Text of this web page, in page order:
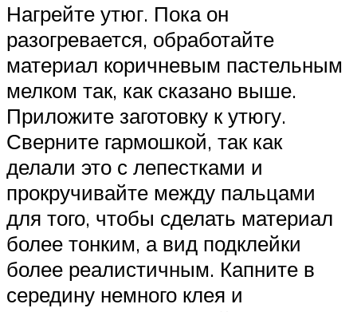
Нагрейте утюг. Пока он
разогревается, обработайте
материал коричневым пастельным
мелком так, как сказано выше.
Приложите заготовку к утюгу.
Сверните гармошкой, так как
делали это с лепестками и
прокручивайте между пальцами
для того, чтобы сделать материал
более тонким, а вид подклейки
более реалистичным. Капните в
середину немного клея и